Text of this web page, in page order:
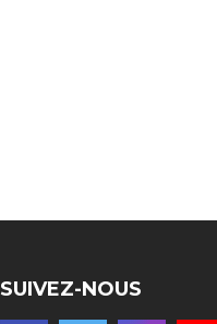
SUIVEZ-NOUS